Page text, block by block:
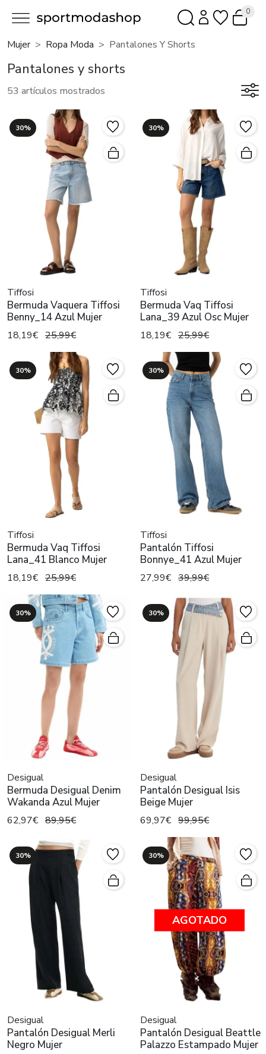
0
Mujer Ropa Moda Pantalones Y Shorts
Pantalones y shorts
53 artículos mostrados
30%
Tiffosi
Bermuda Vaquera Tiffosi
Benny_14 Azul Mujer
18,19€ 25,99€
30%
Tiffosi
Bermuda Vaq Tiffosi
Lana_39 Azul Osc Mujer
18,19€ 25,99€
30%
Tiffosi
Bermuda Vaq Tiffosi
Lana_41 Blanco Mujer
18,19€ 25,99€
30%
Tiffosi
Pantalón Tiffosi
Bonnye_41 Azul Mujer
27,99€ 39,99€
30%
Desigual
Bermuda Desigual Denim
Wakanda Azul Mujer
62,97€ 89,95€
30%
Desigual
Pantalón Desigual Isis
Beige Mujer
69,97€ 99,95€
30%
Desigual
Pantalón Desigual Merli
Negro Mujer
30%
AGOTADO
Desigual
Pantalón Desigual Beattle
Palazzo Estampado Mujer